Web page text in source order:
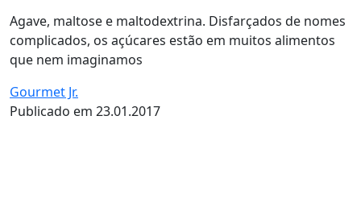
Agave, maltose e maltodextrina. Disfarçados de nomes
complicados, os açúcares estão em muitos alimentos
que nem imaginamos
Gourmet Jr.
Publicado em 23.01.2017